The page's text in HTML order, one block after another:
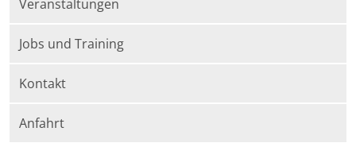
Veranstaltungen
Jobs und Training
Kontakt
Anfahrt